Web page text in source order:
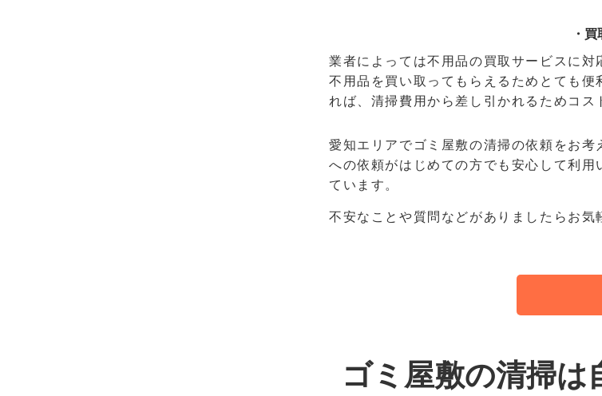
・
業者によっては不用品の買取サービスに
不用品を買い取ってもらえるためとても
れば、清掃費用から差し引かれるためコス
愛知エリアでゴミ屋敷の清掃の依頼をお
への依頼がはじめての方でも安心して利
ています。
不安なことや質問などがありましたらお気
ゴミ屋敷の清掃は